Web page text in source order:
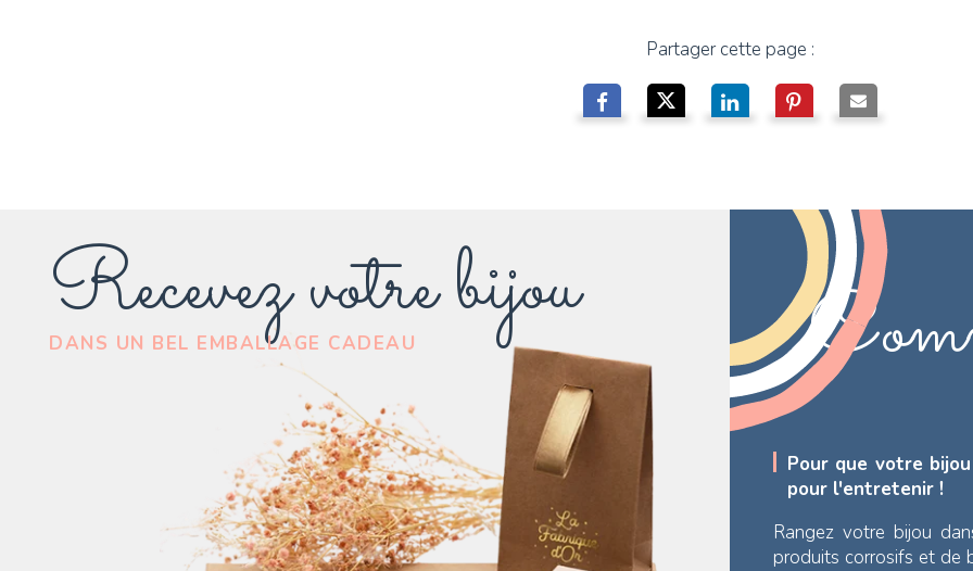
Partager cette page :
Recevez votre bijou
DANS UN BEL EMBALLAGE CADEAU
Pour que votre
pour l'entretenir !
Rangez votre bijou
produits corrosifs et de